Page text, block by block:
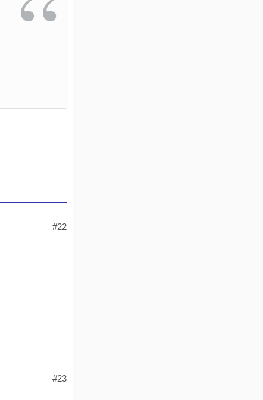
#22
#23